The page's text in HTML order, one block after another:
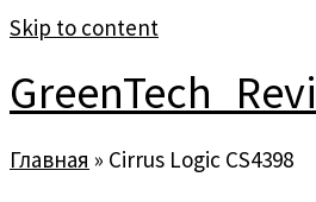
Skip to content
Главная » Cirrus Logic CS4398